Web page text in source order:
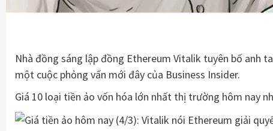
Nhà đồng sáng lập đồng Ethereum Vitalik tuyên bố anh
một cuộc phỏng vấn mới đây của Business Insider.
Giá 10 loại tiền ảo vốn hóa lớn nhất thị trường hôm nay